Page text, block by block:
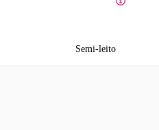
Semi-leito